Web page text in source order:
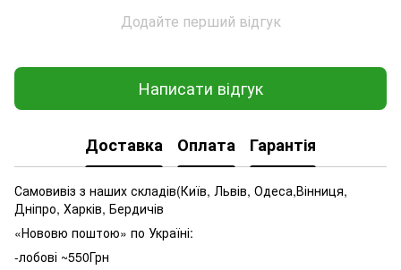
Додайте перший відгук
Написати відгук
Доставка Оплата Гарантія
Самовивіз з наших складів(Київ, Львів, Одеса,Вінниця,
Дніпро, Харків, Бердичів
«Нововю поштою» по Україні:
-лобові ~550Грн